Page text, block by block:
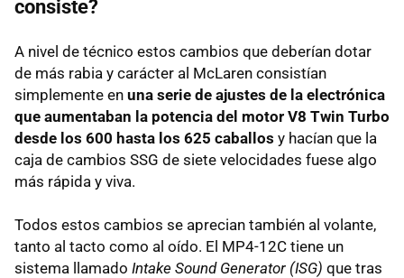
consiste?
A nivel de técnico estos cambios que deberían dotar
de más rabia y carácter al McLaren consistían
simplemente en una serie de ajustes de la electrónica
que aumentaban la potencia del motor V8 Twin Turbo
desde los 600 hasta los 625 caballos y hacían que la
caja de cambios SSG de siete velocidades fuese algo
más rápida y viva.
Todos estos cambios se aprecian también al volante,
tanto al tacto como al oído. El MP4-12C tiene un
sistema llamado Intake Sound Generator (ISG) que tras